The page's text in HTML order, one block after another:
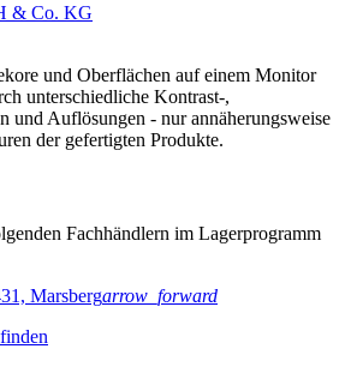
& Co. KG
und Oberflächen auf einem Monitor
unterschiedliche Kontrast-,
und Auflösungen - nur annäherungsweise
der gefertigten Produkte.
Fachhändlern im Lagerprogramm
Marsbergarrow_forward